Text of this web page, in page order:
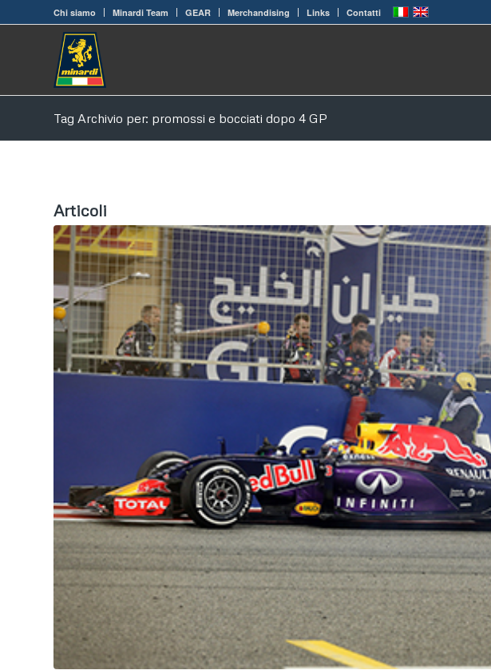
Chi siamo Minardi Team GEAR Merchandising Links Contatti
Tag Archivio per: promossi e bocciati dopo 4 GP
Articoli